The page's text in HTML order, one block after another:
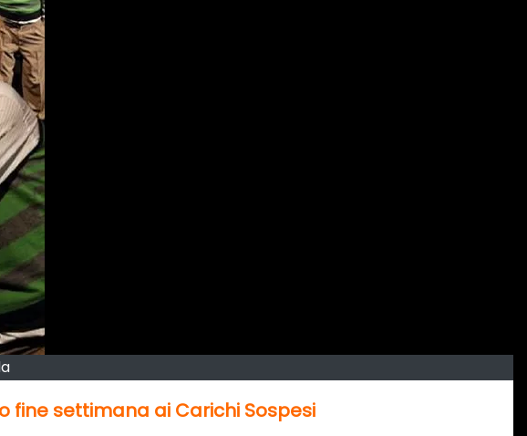
settimana ai Carichi Sospesi